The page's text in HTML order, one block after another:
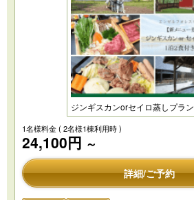
ジンギスカンorセイロ蒸しプラン
1名様料金( 2名様1棟利用時 )
24,100円 ～
詳細/ご予約